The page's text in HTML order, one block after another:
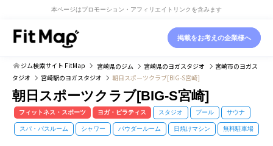
本ページはプロモーション・アフィリエイトリンクを含みます
掲載をお考えの企業様へ
ジム検索サイト FitMap 宮崎県のジム 宮崎県のヨガスタジオ 宮崎市のヨガス
タジオ
宮崎駅のヨガスタジオ 朝日スポーツクラブ[BIG-S宮崎]
朝日スポーツクラブ[BIG-S宮崎]
フィットネス・スポーツ ヨガ・ピラティス スタジオ プール サウナ
スパ・バスルーム シャワー パウダールーム 日焼けマシン 無料駐車場